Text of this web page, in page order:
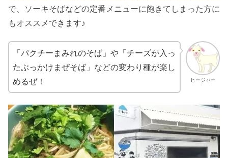
で、ソーキそばなどの定番メニューに飽きてしまった方に
もオススメできます♪
ヒージャー
「パクチーまみれのそば」や「チーズが入っ
たぶっかけまぜそば」などの変わり種が楽し
めるぜ！